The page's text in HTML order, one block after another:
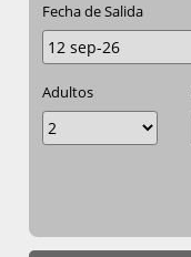
Fecha de Salida
Adultos